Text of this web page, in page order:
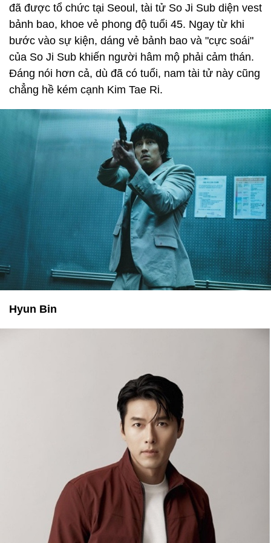
đã được tổ chức tại Seoul, tài tử So Ji Sub diện vest
bảnh bao, khoe vẻ phong độ tuổi 45. Ngay từ khi
bước vào sự kiện, dáng vẻ bảnh bao và "cực soái"
của So Ji Sub khiến người hâm mộ phải cảm thán.
Đáng nói hơn cả, dù đã có tuổi, nam tài tử này cũng
chẳng hề kém cạnh Kim Tae Ri.
Hyun Bin